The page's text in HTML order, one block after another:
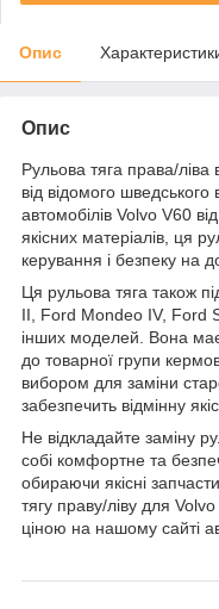
Опис
Опис
Рульова тяга права/ліва
від відомого
автомобілів Volvo V60
якісних матеріалів, ця
керування і безпеку на
Ця рульова тяга також
II, Ford Mondeo IV, Ford
інших моделей. Вона має
до товарної групи
вибором для заміни
забезпечить відмінну
Не відкладайте заміну
собі комфортне та
обираючи якісні
тягу праву/ліву для
ціною на нашому сайті